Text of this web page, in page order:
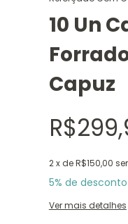
10 Un
Capuz
2x deR$150,00
5% de desconto
Ver mais detalhes